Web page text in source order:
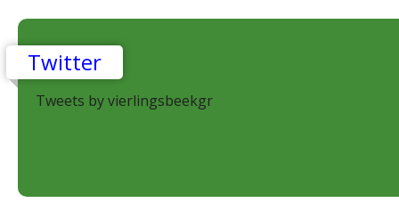
Twitter
Tweets by vierlingsbeekgr